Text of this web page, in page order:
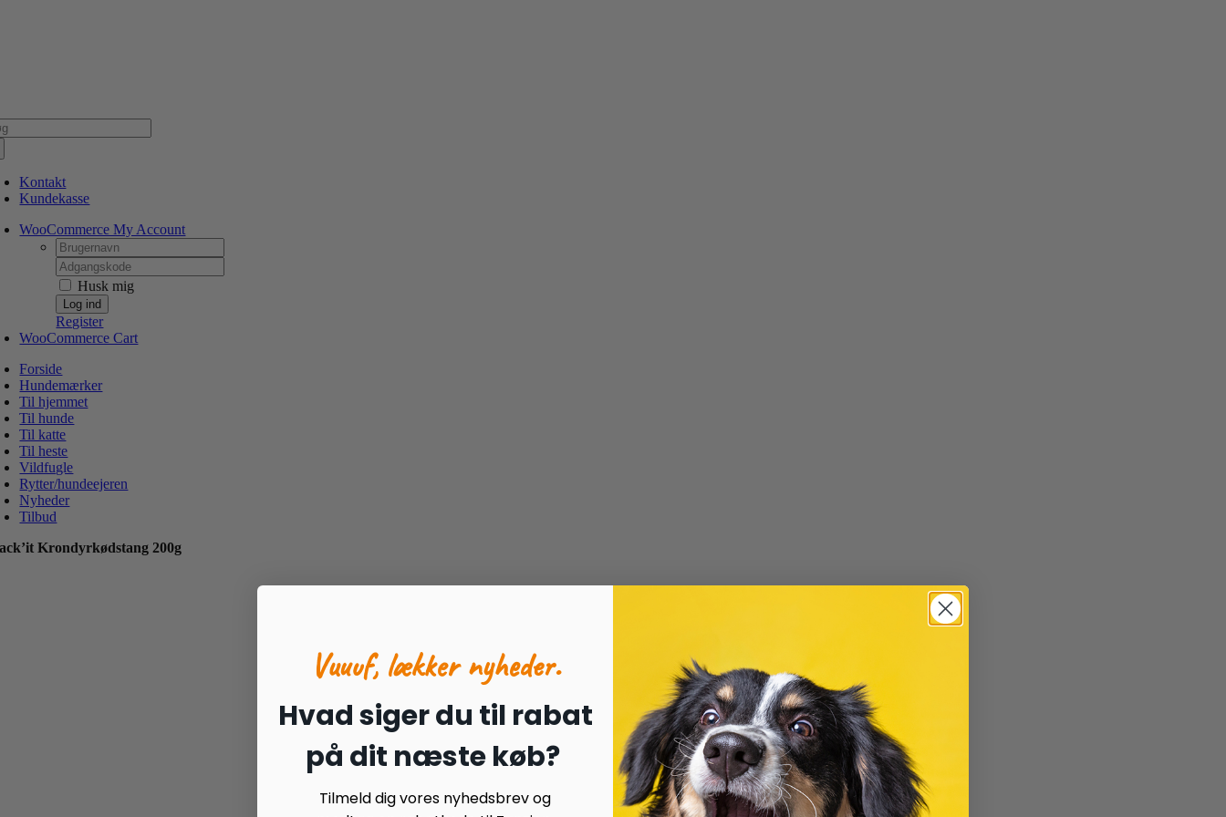
Kontakt
Kundekasse
WooCommerce My Account
Username:
Password:
Husk mig
Register
WooCommerce Cart
Forside
Hundemærker
Til hjemmet
Til hunde
Til katte
Til heste
Vildfugle
Rytter/hundeejeren
Nyheder
Tilbud
Krondyrkødstang 200g
Vuuuf, lækker nyheder.
Hvad siger du til rabat
på dit næste køb?
Tilmeld dig vores nyhedsbrev og